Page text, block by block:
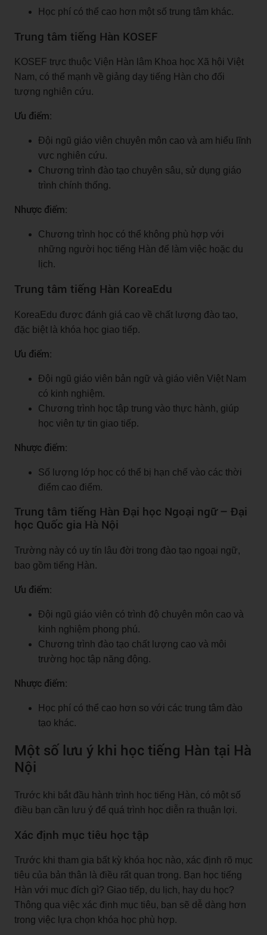
Học phí có thể cao hơn một số trung tâm khác.
Trung tâm tiếng Hàn KOSEF
KOSEF trực thuộc Viện Hàn lâm Khoa học Xã hội Việt
Nam, có thế mạnh về giảng dạy tiếng Hàn cho đối
tượng nghiên cứu.
Ưu điểm:
Đội ngũ giáo viên chuyên môn cao và am hiểu lĩnh
vực nghiên cứu.
Chương trình đào tạo chuyên sâu, sử dụng giáo
trình chính thống.
Nhược điểm:
Chương trình học có thể không phù hợp với
những người học tiếng Hàn để làm việc hoặc du
lịch.
Trung tâm tiếng Hàn KoreaEdu
KoreaEdu được đánh giá cao về chất lượng đào tạo,
đặc biệt là khóa học giao tiếp.
Ưu điểm:
Đội ngũ giáo viên bản ngữ và giáo viên Việt Nam
có kinh nghiệm.
Chương trình học tập trung vào thực hành, giúp
học viên tự tin giao tiếp.
Nhược điểm:
Số lượng lớp học có thể bị hạn chế vào các thời
điểm cao điểm.
Trung tâm tiếng Hàn Đại học Ngoại ngữ – Đại
học Quốc gia Hà Nội
Trường này có uy tín lâu đời trong đào tạo ngoại ngữ,
bao gồm tiếng Hàn.
Ưu điểm:
Đội ngũ giáo viên có trình độ chuyên môn cao và
kinh nghiệm phong phú.
Chương trình đào tạo chất lượng cao và môi
trường học tập năng động.
Nhược điểm:
Học phí có thể cao hơn so với các trung tâm đào
tạo khác.
Một số lưu ý khi học tiếng Hàn tại Hà
Nội
Trước khi bắt đầu hành trình học tiếng Hàn, có một số
điều bạn cần lưu ý để quá trình học diễn ra thuận lợi.
Xác định mục tiêu học tập
Trước khi tham gia bất kỳ khóa học nào, xác định rõ mục
tiêu của bản thân là điều rất quan trọng. Bạn học tiếng
Hàn với mục đích gì? Giao tiếp, du lịch, hay du học?
Thông qua việc xác định mục tiêu, bạn sẽ dễ dàng hơn
trong việc lựa chọn khóa học phù hợp.